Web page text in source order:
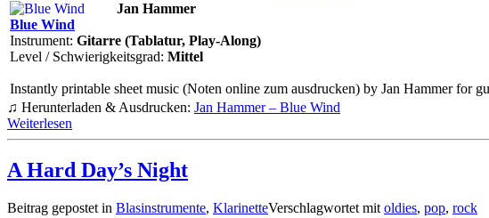
Jan Hammer
Blue Wind
Instrument: Gitarre (Tablatur, Play-Along)
Level / Schwierigkeitsgrad: Mittel
Instantly printable sheet music (Noten online zum ausdrucken) by Jan Hammer for
♫ Herunterladen & Ausdrucken: Jan Hammer – Blue Wind
Weiterlesen
A Hard Day’s Night
Beitrag gepostet in Blasinstrumente, KlarinetteVerschlagwortet mit oldies, pop, rock